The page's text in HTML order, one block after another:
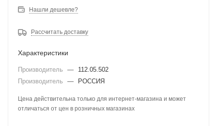
Нашли дешевле?
Рассчитать доставку
Характеристики
Производитель —
112.05.502
Производитель
— РОССИЯ
Цена действительна только для интернет-магазина и может
отличаться от цен в розничных магазинах